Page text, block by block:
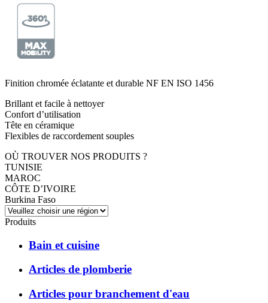
Finition chromée éclatante et durable NF EN ISO 1456
Brillant et facile à nettoyer
Confort d’utilisation
Tête en céramique
Flexibles de raccordement souples
OÙ TROUVER NOS PRODUITS ?
TUNISIE
MAROC
CÔTE D’IVOIRE
Burkina Faso
Produits
Bain et cuisine
Articles de plomberie
Articles pour branchement d'eau